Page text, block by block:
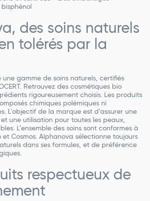
des soins naturels
tolérés par la
gamme de soins naturels, certifiés
Retrouvez des cosmétiques bio
rigoureusement choisis. Les produits
chimiques polémiques ni
L'objectif de la marque est d’assurer une
une utilisation pour toutes les peaux,
L’ensemble des soins sont conformes à
et Cosmos. Alphanova sélectionne toujours
dans ses formules, et de préférence
respectueux de